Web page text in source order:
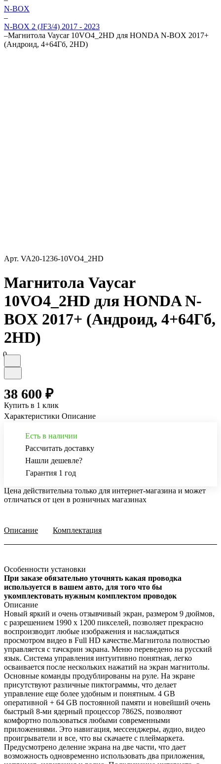
N-BOX
–
N-BOX 2 (JF3/4) 2017 - 2023
–Магнитола Vaycar 10VO4_2HD для HONDA N-BOX 2017+
(Андроид, 4+64Гб, 2HD)
Арт. VA20-1236-10VO4_2HD
Магнитола Vaycar
10VO4_2HD для HONDA N-
BOX 2017+ (Андроид, 4+64Гб,
2HD)
0
38 600 ₽
Купить в 1 клик
Характеристики Описание
Есть в наличии
Рассчитать доставку
Нашли дешевле?
Гарантия 1 год
Цена действительна только для интернет-магазина и может
отличаться от цен в розничных магазинах
Описание Комплектация
Особенности установки
При заказе обязательно уточнять какая проводка
используется в вашем авто, для того что бы
укомплектовать нужным комплектом проводок
Описание
Новый яркий и очень отзывчивый экран, размером 9 дюймов,
с разрешением 1990 х 1200 пикселей, позволяет прекрасно
воспроизводит любые изображения и наслаждаться
просмотром видео в Full HD качестве.Магнитола полностью
управляется с тачскрин экрана. Меню переведено на русский
язык. Система управления интуитивно понятная, легко
осваивается после нескольких нажатий на экран магнитолы.
Основные команды продублированы на руле. На экране
присутствуют различные пиктограммы, что делает
управление еще более удобным и понятным. 4 GB
оперативной + 64 GB постоянной памяти и новейший очень
быстрый 8-ми ядерный процессор 7862S, позволяют
комфортно пользоваться любыми современными
приложениями. Это навигация, мессенджеры, аудио, видео
проигрыватели и все, что вы скачаете с плеймаркета.
Предусмотрено деление экрана на две части, что дает
возможность одновременно использовать два приложения,